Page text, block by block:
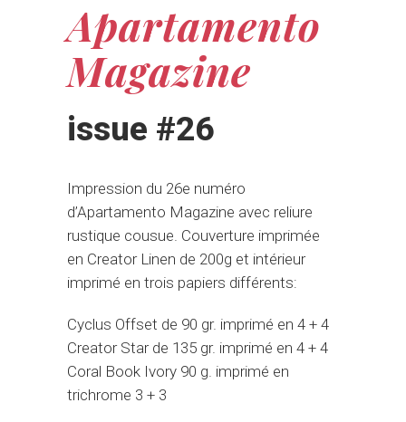
Apartamento
Magazine
issue #26
Impression du 26e numéro
d’Apartamento Magazine avec reliure
rustique cousue. Couverture imprimée
en Creator Linen de 200g et intérieur
imprimé en trois papiers différents:
Cyclus Offset de 90 gr. imprimé en 4 + 4
Creator Star de 135 gr. imprimé en 4 + 4
Coral Book Ivory 90 g. imprimé en
trichrome 3 + 3